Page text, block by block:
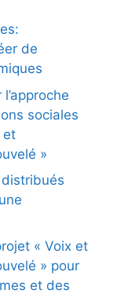
de
sociales
et
»
« Voix et
» pour
et des